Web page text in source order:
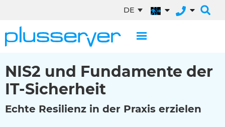
DE
NIS2 und Fundamente der
IT-Sicherheit
Echte Resilienz in der Praxis erzielen